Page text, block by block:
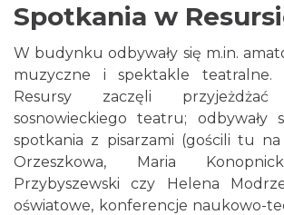
Spotkania w
W budynku odbywały się m.in.
muzyczne i spektakle teatralne.
Resursy zaczęli
sosnowieckiego teatru; odbywały
spotkania z pisarzami (gościli tu na
Orzeszkowa, Maria
Przybyszewski czy Helena
oświatowe, konferencje naukowo-